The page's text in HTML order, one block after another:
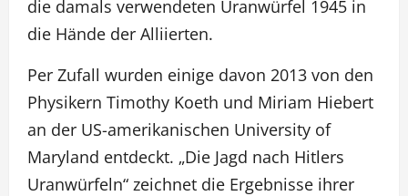
die damals verwendeten Uranwürfel 1945 in
die Hände der Alliierten.
Per Zufall wurden einige davon 2013 von den
Physikern Timothy Koeth und Miriam Hiebert
an der US-amerikanischen University of
Maryland entdeckt. „Die Jagd nach Hitlers
Uranwürfeln“ zeichnet die Ergebnisse ihrer